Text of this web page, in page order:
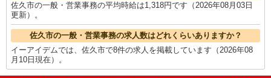
佐久市の一般・営業事務の平均時給は1,318円です（2026年08月03日
更新）。
佐久市の一般・営業事務の求人数はどれくらいありますか？
イーアイデムでは、佐久市で8件の求人を掲載しています（2026年08
月10日現在）。